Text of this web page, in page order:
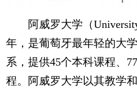
阿威罗大学（
年，是葡萄牙最年轻的大
系，提供45个本科课程、
程。阿威罗大学以其教学